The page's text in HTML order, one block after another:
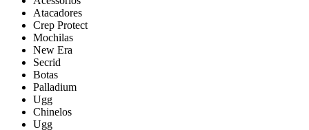
Atacadores
Crep Protect
Mochilas
New Era
Secrid
Botas
Palladium
Ugg
Chinelos
Ugg